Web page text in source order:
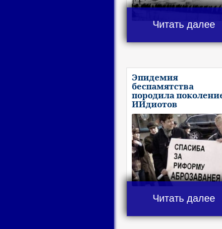
Читать далее
Эпидемия
беспамятства
породила
ИИдиотов
Читать далее